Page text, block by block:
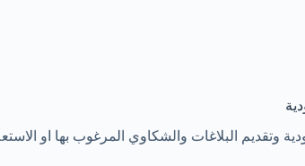
وتقديم البلاغات والشكاوي المرغوب بها او